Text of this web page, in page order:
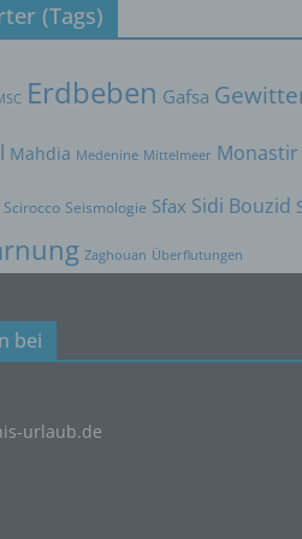
(Tags)
Erdbeben Gafsa
Mahdia Medenine Mittelmeer Monastir
Scirocco Seismologie Sfax Sidi Bouzid
Zaghouan Überflutungen
bei
urlaub.de
f)
g)